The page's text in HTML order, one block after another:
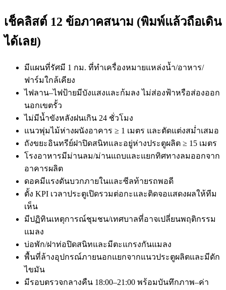
เช็คลิสต์ 12 ข้อภาคสนาม (พิมพ์แล้วถือเดิน
ได้เลย)
มีแผนที่รัศมี 1 กม. ที่ทำเครื่องหมายแหล่งน้ำ/อาหาร/
ฟาร์มใกล้เคียง
ไฟลาน–ไฟป้ายมีบังแสงและก้มลง ไม่ส่องฟ้าหรือส่องออก
นอกเขตรั้ว
ไม่มีน้ำขังหลังฝนเกิน 24 ชั่วโมง
แนวพุ่มไม้ห่างผนังอาคาร ≥ 1 เมตร และตัดแต่งสม่ำเสมอ
ถังขยะอินทรีย์ฝาปิดสนิทและอยู่ห่างประตูผลิต ≥ 15 เมตร
โรงอาหารมีม่านลม/ม่านแถบและแยกทิศทางลมออกจาก
อาคารผลิต
ดอคมีแรงดันบวกภายในและซีลท้ายรถพอดี
ตั้ง KPI เวลาประตูเปิดรวมต่อกะและติดจอแสดงผลให้ทีม
เห็น
มีปฏิทินเหตุการณ์ชุมชน/เทศบาลที่อาจเปลี่ยนพฤติกรรม
แมลง
บ่อพัก/ฝาท่อปิดสนิทและมีตะแกรงกันแมลง
พื้นที่ล้างอุปกรณ์ภายนอกแยกจากแนวประตูผลิตและมีดัก
ไขมัน
มีรอบตรวจกลางคืน 18:00–21:00 พร้อมบันทึกภาพ–ค่า